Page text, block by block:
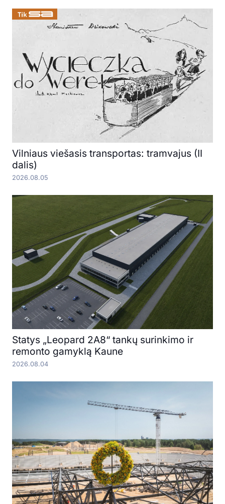
Vilniaus viešasis transportas: tramvajus (II
dalis)
2026.08.05
Statys „Leopard 2A8“ tankų surinkimo ir
remonto gamyklą Kaune
2026.08.04